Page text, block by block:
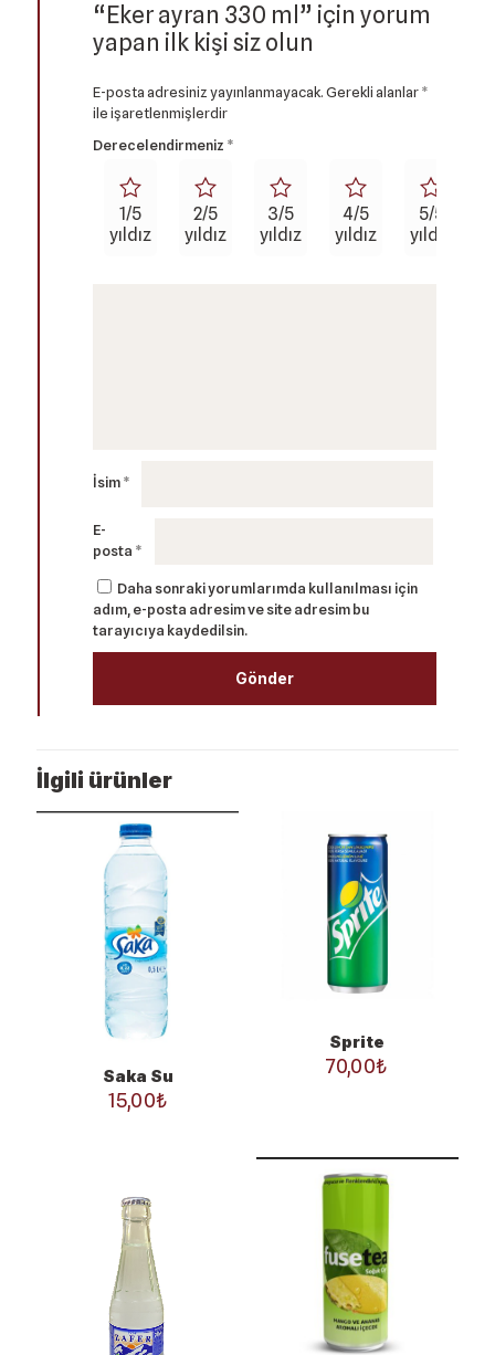
“Eker ayran 330 ml” için yorum
yapan ilk kişi siz olun
E-posta adresiniz yayınlanmayacak.Gerekli alanlar*
ile işaretlenmişlerdir
Derecelendirmeniz *
1/5
yıldız
2/5
yıldız
3/5
yıldız
4/5
yıldız
5/5
yıldız
İsim*
E-
posta *
Daha sonraki yorumlarımda kullanılması için
adım, e-posta adresim ve site adresim bu
tarayıcıya kaydedilsin.
İlgili ürünler
Saka Su
15,00₺
Sprite
70,00₺